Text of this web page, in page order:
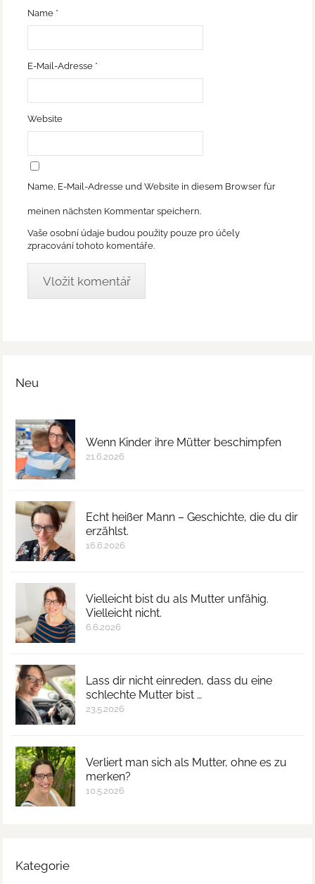
Name *
E-Mail-Adresse *
Website
Name, E-Mail-Adresse und Website in diesem Browser für
meinen nächsten Kommentar speichern.
Vaše osobní údaje budou použity pouze pro účely
zpracování tohoto komentáře.
Neu
Wenn Kinder ihre Mütter beschimpfen
21.6.2026
Echt heißer Mann – Geschichte, die du dir
erzählst.
16.6.2026
Vielleicht bist du als Mutter unfähig.
Vielleicht nicht.
6.6.2026
Lass dir nicht einreden, dass du eine
schlechte Mutter bist …
23.5.2026
Verliert man sich als Mutter, ohne es zu
merken?
10.5.2026
Kategorie